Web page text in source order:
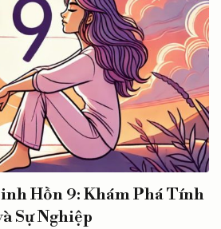
sở hữu con số đặc biệt này.
Hồn 9: Khám Phá Tính
Sự Nghiệp